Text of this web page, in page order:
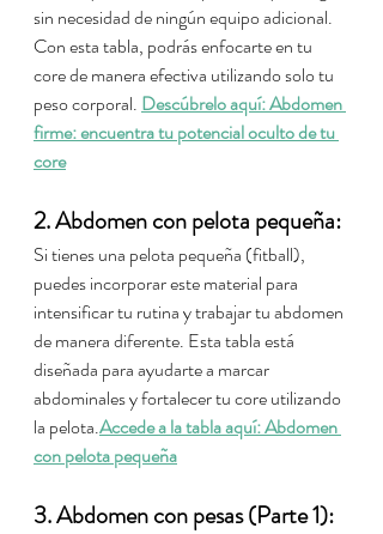
sin necesidad de ningún equipo adicional.
Con esta tabla, podrás enfocarte en tu
core de manera efectiva utilizando solo tu
peso corporal. Descúbrelo aquí: Abdomen
firme: encuentra tu potencial oculto de tu
core
2. Abdomen con pelota pequeña:
Si tienes una pelota pequeña (fitball),
puedes incorporar este material para
intensificar tu rutina y trabajar tu abdomen
de manera diferente. Esta tabla está
diseñada para ayudarte a marcar
abdominales y fortalecer tu core utilizando
la pelota.Accede a la tabla aquí: Abdomen
con pelota pequeña
3. Abdomen con pesas (Parte 1):